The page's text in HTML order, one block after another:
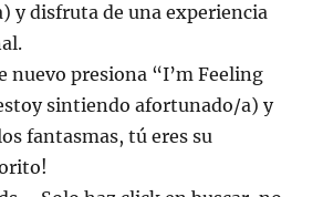
y disfruta de una experiencia
nuevo presiona “I’m Feeling
sintiendo afortunado/a) y
fantasmas, tú eres su